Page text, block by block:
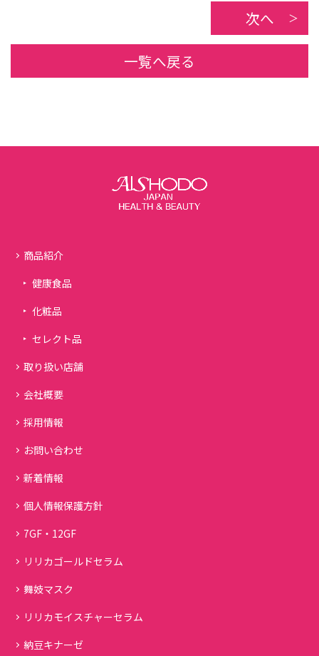
次へ
一覧へ戻る
商品紹介
健康食品
化粧品
セレクト品
取り扱い店舗
会社概要
採用情報
お問い合わせ
新着情報
個人情報保護方針
7GF・12GF
リリカゴールドセラム
舞妓マスク
リリカモイスチャーセラム
納豆キナーゼ